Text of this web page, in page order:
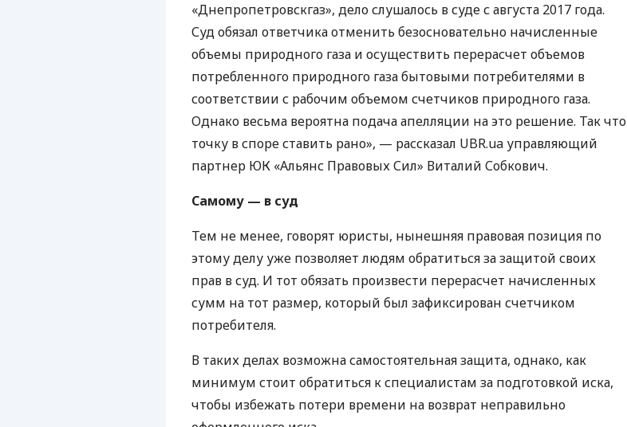
«Днепропетровскгаз», дело слушалось в суде с августа 2017 года.
Суд обязал ответчика отменить безосновательно начисленные
объемы природного газа и осуществить перерасчет объемов
потребленного природного газа бытовыми потребителями в
соответствии с рабочим объемом счетчиков природного газа.
Однако весьма вероятна подача апелляции на это решение. Так что
точку в споре ставить рано», — рассказал UBR.ua управляющий
партнер ЮК «Альянс Правовых Сил» Виталий Собкович.
Самому — в суд
Тем не менее, говорят юристы, нынешняя правовая позиция по
этому делу уже позволяет людям обратиться за защитой своих
прав в суд. И тот обязать произвести перерасчет начисленных
сумм на тот размер, который был зафиксирован счетчиком
потребителя.
В таких делах возможна самостоятельная защита, однако, как
минимум стоит обратиться к специалистам за подготовкой иска,
чтобы избежать потери времени на возврат неправильно